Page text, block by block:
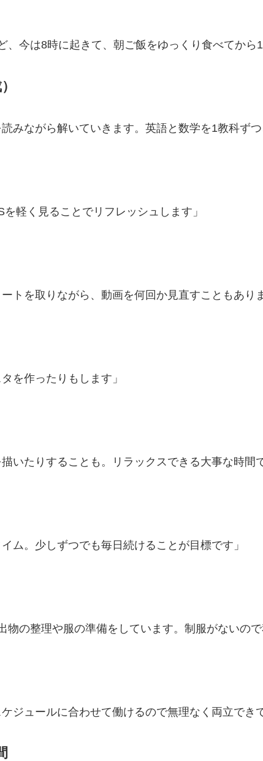
、今は8時に起きて、朝ご飯をゆっくり食べてから
みながら解いていきます。英語と数学を1教科ず
軽く見ることでリフレッシュします」
トを取りながら、動画を何回か見直すこともあり
を作ったりもします」
いたりすることも。リラックスできる大事な時間
ム。少しずつでも毎日続けることが目標です」
物の整理や服の準備をしています。制服がないの
ジュールに合わせて働けるので無理なく両立でき